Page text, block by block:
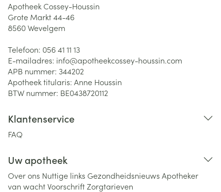
Apotheek Cossey-Houssin
Grote Markt 44-46
8560Wevelgem
Telefoon: 056 41 11 13
E-mailadres: info@apotheekcossey-houssin.com
APB nummer: 344202
Apotheek titularis: Anne Houssin
BTW nummer: BE0438720112
Klantenservice
FAQ
Uw apotheek
Over ons Nuttige links Gezondheidsnieuws Apotheker
van wachtVoorschriftZorgtarieven